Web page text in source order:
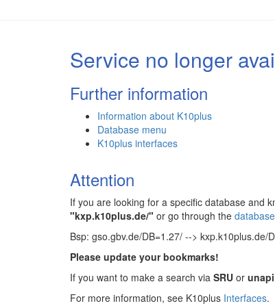
Service no longer
Further information
Information about K10plus
Database menu
K10plus interfaces
Attention
If you are looking for a specific database and
"kxp.k10plus.de/" or go through the
Bsp: gso.gbv.de/DB=1.27/ --> kxp.k10plus.de/
Please update your bookmarks!
If you want to make a search via SRU or unapi
For more information, see K10plus Interfaces.